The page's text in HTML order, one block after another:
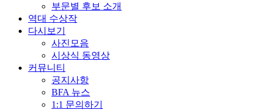
부문별 후보 소개
역대 수상작
다시보기
사진모음
시상식 동영상
커뮤니티
공지사항
BFA 뉴스
1:1 문의하기